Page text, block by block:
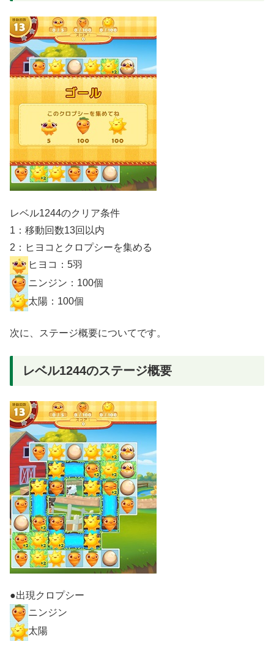
レベル1244のクリア条件
1：移動回数13回以内
2：ヒヨコとクロプシーを集める
ヒヨコ：5羽
ニンジン：100個
太陽：100個
次に、ステージ概要についてです。
レベル1244のステージ概要
●出現クロプシー
ニンジン
太陽